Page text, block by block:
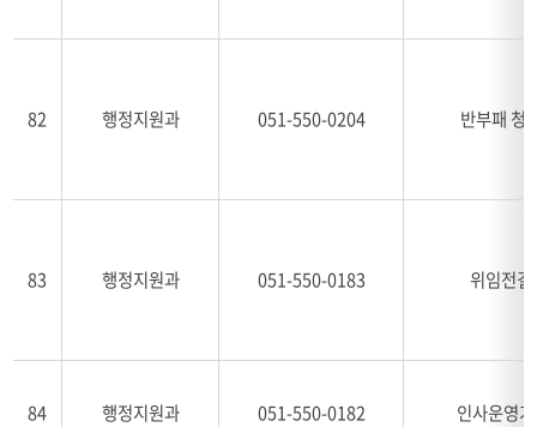
82 행정지원과 051-550-0204 반부패 청
83 행정지원과 051-550-0183 위임전결
84 행정지원과 051-550-0182 인사운영